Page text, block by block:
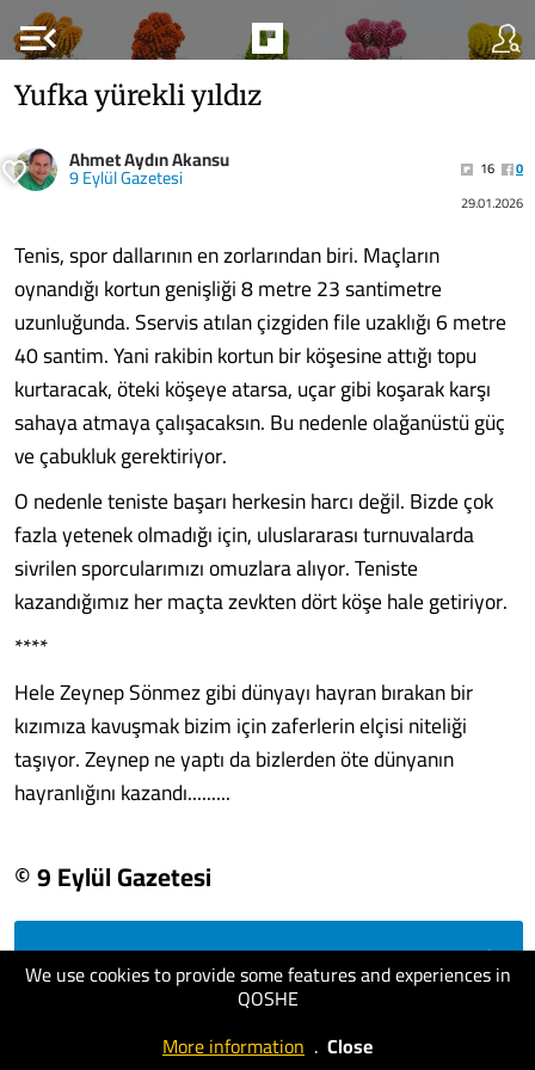
menu_open
We use cookies to provide some features and experiences in
QOSHE
More information . Close
Yufka yürekli yıldız
Ahmet Aydın Akansu
9 Eylül Gazetesi 16
0
29.01.2026
Tenis, spor dallarının en zorlarından biri. Maçların
oynandığı kortun genişliği 8 metre 23 santimetre
uzunluğunda. Sservis atılan çizgiden file uzaklığı 6 metre
40 santim. Yani rakibin kortun bir köşesine attığı topu
kurtaracak, öteki köşeye atarsa, uçar gibi koşarak karşı
sahaya atmaya çalışacaksın. Bu nedenle olağanüstü güç
ve çabukluk gerektiriyor.
O nedenle teniste başarı herkesin harcı değil. Bizde çok
fazla yetenek olmadığı için, uluslararası turnuvalarda
sivrilen sporcularımızı omuzlara alıyor. Teniste
kazandığımız her maçta zevkten dört köşe hale getiriyor.
****
Hele Zeynep Sönmez gibi dünyayı hayran bırakan bir
kızımıza kavuşmak bizim için zaferlerin elçisi niteliği
taşıyor. Zeynep ne yaptı da bizlerden öte dünyanın
hayranlığını kazandı.........
© 9 Eylül Gazetesi
visit website